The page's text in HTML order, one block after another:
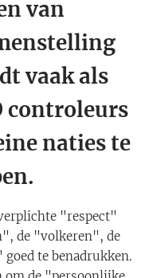
van
vaak als
controleurs
naties te
"respect"
de "volkeren", de
te benadrukken.